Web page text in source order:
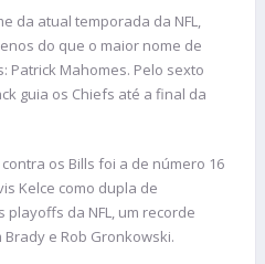
da atual temporada da NFL,
do que o maior nome de
Patrick Mahomes. Pelo sexto
guia os Chiefs até a final da
os Bills foi a de número 16
Kelce como dupla de
da NFL, um recorde
e Rob Gronkowski.